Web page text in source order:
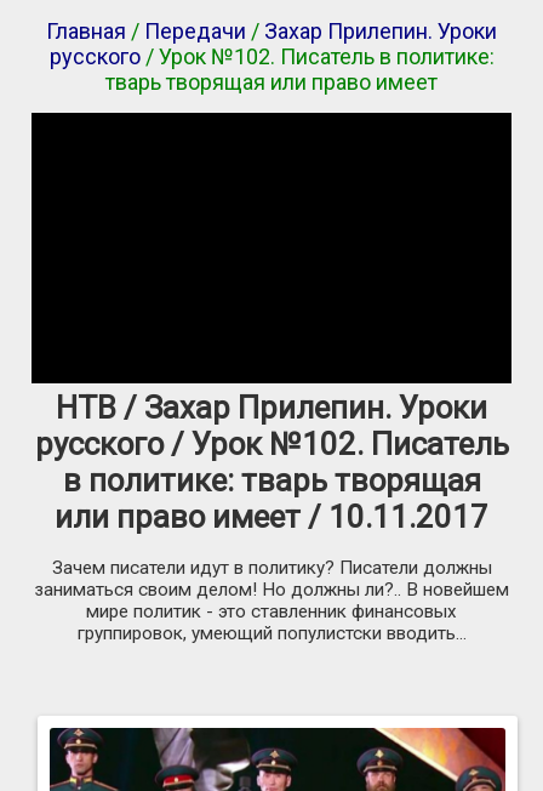
Главная / Передачи / Захар Прилепин. Уроки
русского/ Урок №102. Писатель в политике:
тварь творящая или право имеет
НТВ / Захар Прилепин. Уроки
русского / Урок №102. Писатель
в политике: тварь творящая
или право имеет / 10.11.2017
Зачем писатели идут в политику? Писатели должны
заниматься своим делом! Но должны ли?.. В новейшем
мире политик - это ставленник финансовых
группировок, умеющий популистски вводить...